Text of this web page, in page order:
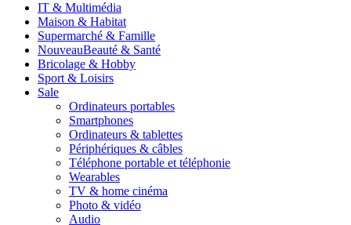
IT & Multimédia
Maison & Habitat
Supermarché & Famille
NouveauBeauté & Santé
Bricolage & Hobby
Sport & Loisirs
Sale
Ordinateurs portables
Smartphones
Ordinateurs & tablettes
Périphériques & câbles
Téléphone portable et téléphonie
Wearables
TV & home cinéma
Photo & vidéo
Audio